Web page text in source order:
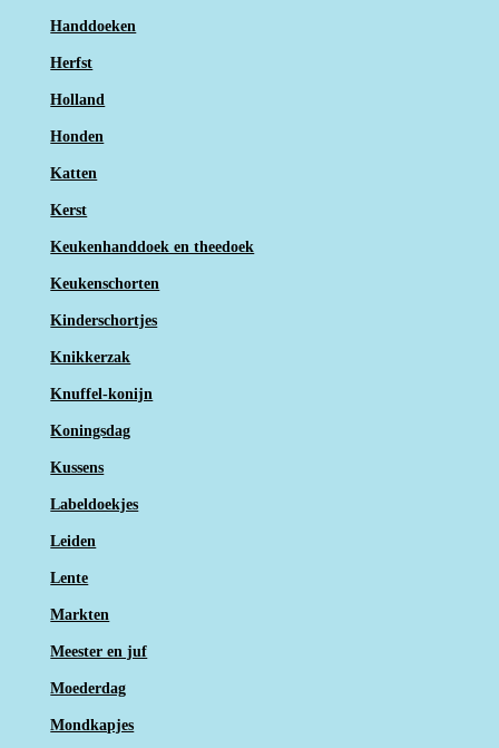
Handdoeken
Herfst
Holland
Honden
Katten
Kerst
Keukenhanddoek en theedoek
Keukenschorten
Kinderschortjes
Knikkerzak
Knuffel-konijn
Koningsdag
Kussens
Labeldoekjes
Leiden
Lente
Markten
Meester en juf
Moederdag
Mondkapjes